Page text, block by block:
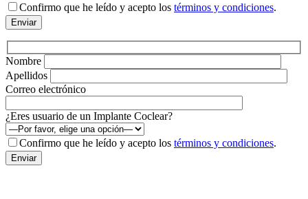
Confirmo que he leído y acepto los términos y condiciones.
Por
favor,
deja
este
campo
vacío.
Nombre
Apellidos
Correo electrónico
¿Eres usuario de un Implante Coclear?
Confirmo que he leído y acepto los términos y condiciones.
Por
favor,